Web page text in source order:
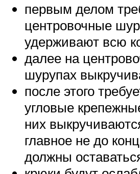
первым делом
центровочные
удерживают всю
далее на
шурупах
после этого
угловые
них
главное не до
должны